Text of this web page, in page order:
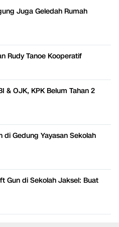
Juga Geledah Rumah
Rudy Tanoe Kooperatif
& OJK, KPK Belum Tahan 2
di Gedung Yayasan Sekolah
Gun di Sekolah Jaksel: Buat